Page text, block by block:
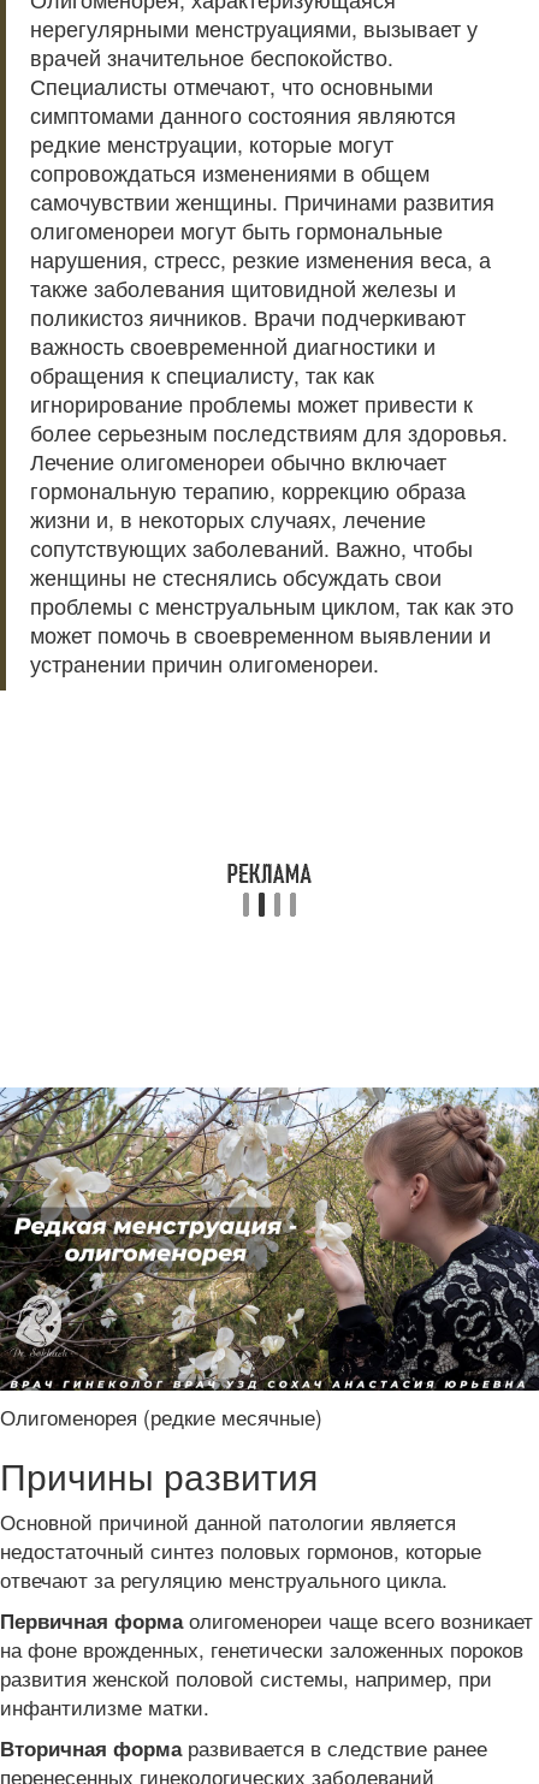
нерегулярными менструациями, вызывает у
врачей значительное беспокойство.
Специалисты отмечают, что основными
симптомами данного состояния являются
редкие менструации, которые могут
сопровождаться изменениями в общем
самочувствии женщины. Причинами развития
олигоменореи могут быть гормональные
нарушения, стресс, резкие изменения веса, а
также заболевания щитовидной железы и
поликистоз яичников. Врачи подчеркивают
важность своевременной диагностики и
обращения к специалисту, так как
игнорирование проблемы может привести к
более серьезным последствиям для здоровья.
Лечение олигоменореи обычно включает
гормональную терапию, коррекцию образа
жизни и, в некоторых случаях, лечение
сопутствующих заболеваний. Важно, чтобы
женщины не стеснялись обсуждать свои
проблемы с менструальным циклом, так как это
может помочь в своевременном выявлении и
устранении причин олигоменореи.
Олигоменорея (редкие месячные)
Причины развития
Основной причиной данной патологии является
недостаточный синтез половых гормонов, которые
отвечают за регуляцию менструального цикла.
Первичная формаолигоменореи чаще всего возникает
на фоне врожденных, генетически заложенных пороков
развития женской половой системы, например, при
инфантилизме матки.
Вторичная форма развивается в следствие ранее
перенесенных гинекологических заболеваний